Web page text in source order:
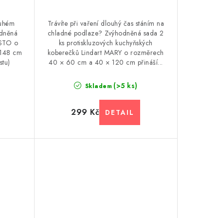
o
cm
Skladem (>5 ks)
299 Kč
Trávíte při vaření dlouhý čas stáním na
chladné podlaze? Zvýhodněná sada 2
ks protiskluzových kuchyňských
koberečků Lindart MARY o rozměrech
40 × 60 cm a 40 × 120 cm přináší...